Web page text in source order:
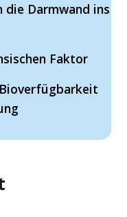
Darmwand ins
Faktor